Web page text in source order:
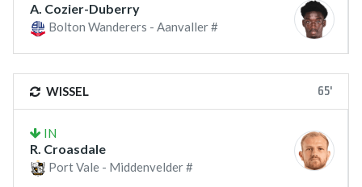
A. Cozier-Duberry
Bolton Wanderers - Aanvaller #
WISSEL 65'
IN
R. Croasdale
Port Vale - Middenvelder #